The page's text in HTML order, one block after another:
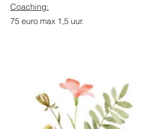
Coaching:
75 euro max 1,5 uur.